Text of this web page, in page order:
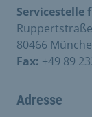
Servicestelle
80466
Fax: +49 89
Adresse